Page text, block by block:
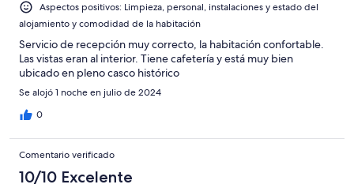
Aspectos positivos: Limpieza, personal, instalaciones y estado del
alojamiento y comodidad de la habitación
Servicio de recepción muy correcto, la habitación confortable.
Las vistas eran al interior. Tiene cafetería y está muy bien
ubicado en pleno casco histórico
Se alojó 1 noche en julio de 2024
0
Comentario verificado
10/10 Excelente